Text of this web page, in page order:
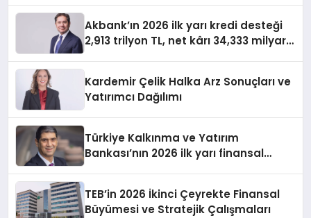
Akbank’ın 2026 ilk yarı kredi desteği
2,913 trilyon TL, net kârı 34,333 milyar
Kardemir Çelik Halka Arz Sonuçları ve
Yatırımcı Dağılımı
Türkiye Kalkınma ve Yatırım
Bankası’nın 2026 ilk yarı finansal
TEB’in 2026 İkinci Çeyrekte Finansal
Büyümesi ve Stratejik Çalışmaları